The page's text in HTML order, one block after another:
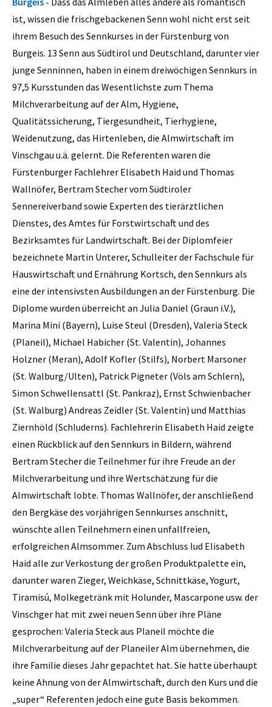
ist, wissen die frischgebackenen Senn wohl nicht erst seit
ihrem Besuch des Sennkurses in der Fürstenburg von
Burgeis. 13 Senn aus Südtirol und Deutschland, darunter vier
junge Senninnen, haben in einem dreiwöchigen Sennkurs in
97,5 Kursstunden das Wesentlichste zum Thema
Milchverarbeitung auf der Alm, Hygiene,
Qualitätssicherung, Tiergesundheit, Tierhygiene,
Weidenutzung, das Hirtenleben, die Almwirtschaft im
Vinschgau u.ä. gelernt. Die Referenten waren die
Fürstenburger Fachlehrer Elisabeth Haid und Thomas
Wallnöfer, Bertram Stecher vom Südtiroler
Sennereiverband sowie Experten des tierärztlichen
Dienstes, des Amtes für Forstwirtschaft und des
Bezirksamtes für Landwirtschaft. Bei der Diplomfeier
bezeichnete Martin Unterer, Schulleiter der Fachschule für
Hauswirtschaft und Ernährung Kortsch, den Sennkurs als
eine der intensivsten Ausbildungen an der Fürstenburg. Die
Diplome wurden überreicht an Julia Daniel (Graun i.V.),
Marina Mini (Bayern), Luise Steul (Dresden), Valeria Steck
(Planeil), Michael Habicher (St. Valentin), Johannes
Holzner (Meran), Adolf Kofler (Stilfs), Norbert Marsoner
(St. Walburg/Ulten), Patrick Pigneter (Völs am Schlern),
Simon Schwellensattl (St. Pankraz), Ernst Schwienbacher
(St. Walburg) Andreas Zeidler (St. Valentin) und Matthias
Ziernhöld (Schluderns). Fachlehrerin Elisabeth Haid zeigte
einen Rückblick auf den Sennkurs in Bildern, während
Bertram Stecher die Teilnehmer für ihre Freude an der
Milchverarbeitung und ihre Wertschätzung für die
Almwirtschaft lobte. Thomas Wallnöfer, der anschließend
den Bergkäse des vorjährigen Sennkurses anschnitt,
wünschte allen Teilnehmern einen unfallfreien,
erfolgreichen Almsommer. Zum Abschluss lud Elisabeth
Haid alle zur Verkostung der großen Produktpalette ein,
darunter waren Zieger, Weichkäse, Schnittkäse, Yogurt,
Tiramisú, Molkegetränk mit Holunder, Mascarpone usw. der
Vinschger hat mit zwei neuen Senn über ihre Pläne
gesprochen: Valeria Steck aus Planeil möchte die
Milchverarbeitung auf der Planeiler Alm übernehmen, die
ihre Familie dieses Jahr gepachtet hat. Sie hatte überhaupt
keine Ahnung von der Almwirtschaft, durch den Kurs und die
„super“ Referenten jedoch eine gute Basis bekommen.